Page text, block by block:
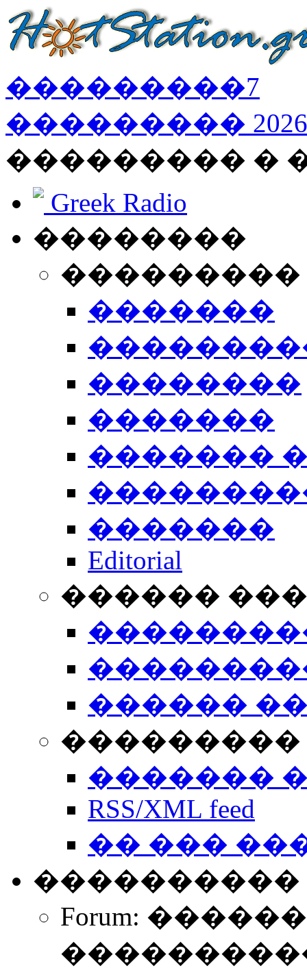
���������7
��������� 2026
��������� �
Greek Radio
��������
�������
��������
�������
�������
�������
Editorial
������
������
���������
�������
RSS/XML feed
�� ���
����������
Forum: